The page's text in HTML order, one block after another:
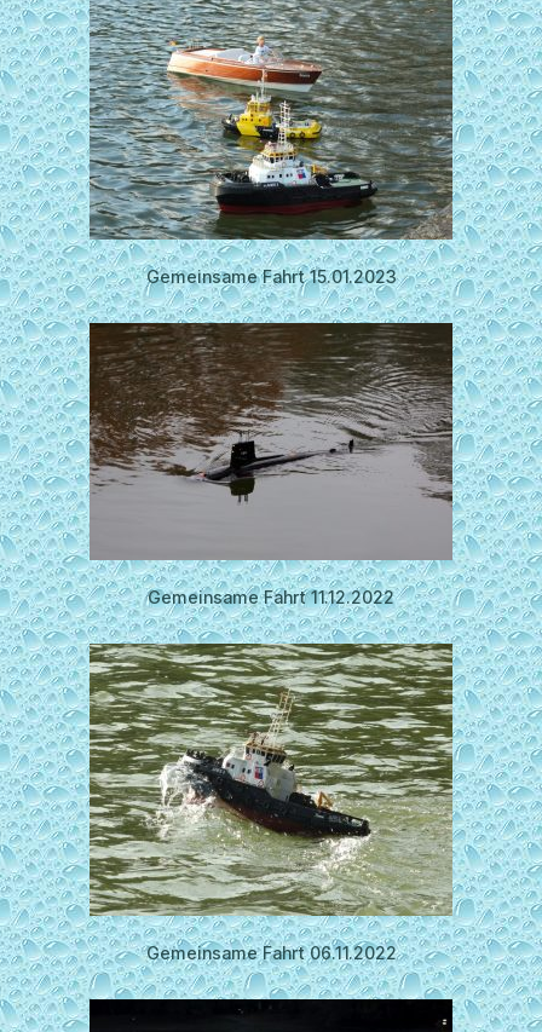
Gemeinsame Fahrt 15.01.2023
Gemeinsame Fahrt 11.12.2022
Gemeinsame Fahrt 06.11.2022